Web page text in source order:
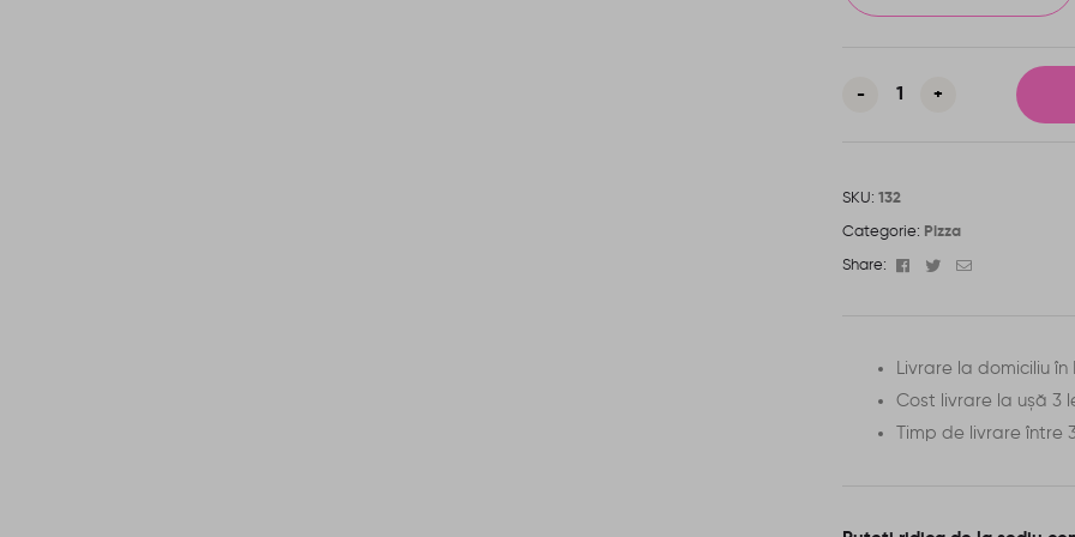
- +
SKU: 132
Categorie: Pizza
Share: Facebook
TwitterEmail
Livrare la domiciliu
Cost livrare la ușă 3
Timp de livrare între